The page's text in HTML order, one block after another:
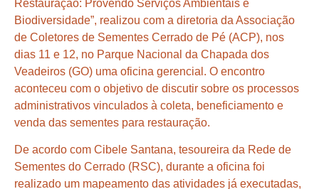
Restauração: Provendo Serviços Ambientais e
Biodiversidade”, realizou com a diretoria da Associação
de Coletores de Sementes Cerrado de Pé (ACP), nos
dias 11 e 12, no Parque Nacional da Chapada dos
Veadeiros (GO) uma oficina gerencial. O encontro
aconteceu com o objetivo de discutir sobre os processos
administrativos vinculados à coleta, beneficiamento e
venda das sementes para restauração.
De acordo com Cibele Santana, tesoureira da Rede de
Sementes do Cerrado (RSC), durante a oficina foi
realizado um mapeamento das atividades já executadas,